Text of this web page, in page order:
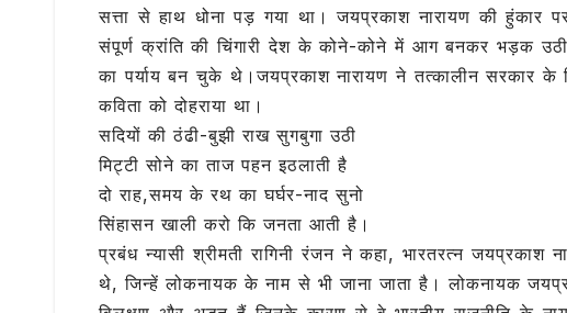
सत्ता से हाथ धोना पड़ गया था। जयप्रकाश नारायण की हुंकार
संपूर्ण क्रांति की चिंगारी देश के कोने-कोने में आग बनकर भड़क
का पर्याय बन चुके थे।जयप्रकाश नारायण ने तत्कालीन सरकार के
कविता को दोहराया था।
सदियों की ठंढी-बुझी राख सुगबुगा उठी
मिट्टी सोने का ताज पहन इठलाती है
दो राह,समय के रथ का घर्घर-नाद सुनो
सिंहासन खाली करो कि जनता आती है।
प्रबंध न्यासी श्रीमती रागिनी रंजन ने कहा, भारतरत्न
थे, जिन्हें लोकनायक के नाम से भी जाना जाता है। लोकनायक